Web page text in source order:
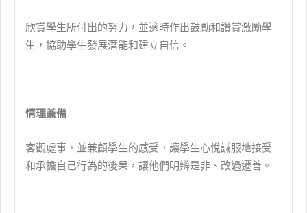
欣賞學生所付出的努力，並適時作出鼓勵和讚賞激勵學
生，協助學生發展潛能和建立自信。
情理兼備
客觀處事，並兼顧學生的感受，讓學生心悅誠服地接受
和承擔自己行為的後果，讓他們明辨是非、改過遷善。